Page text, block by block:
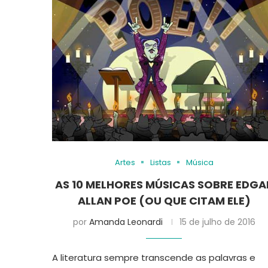
Artes Listas Música
AS 10 MELHORES MÚSICAS SOBRE
ALLAN POE (OU QUE CITAM ELE)
por Amanda Leonardi 15 de julho de 2016
A literatura sempre transcende as palavras e